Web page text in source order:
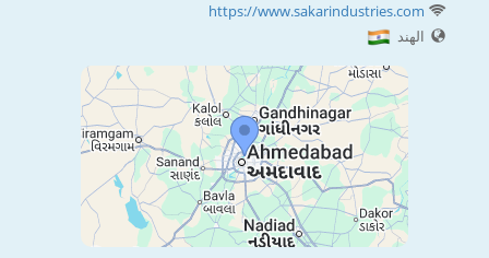
https://www.sakarindustries.com
الهند